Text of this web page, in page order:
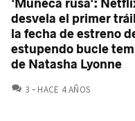
'Muñeca rusa':
desvela el primer
la fecha de estreno
estupendo bucle
de Natasha Lyonne
3 COMENTARIOS
HACE 4 AÑOS